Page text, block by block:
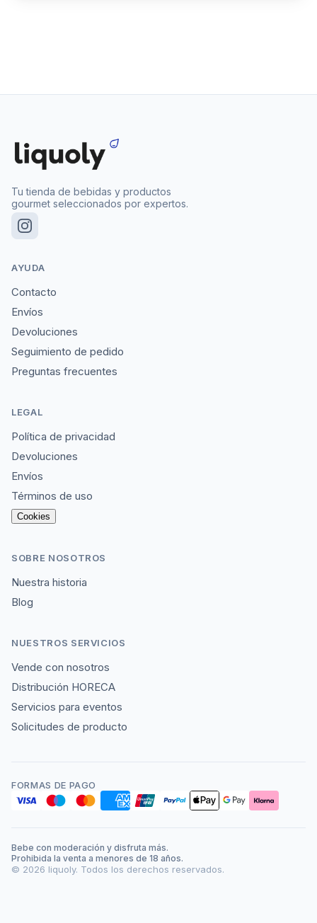
Tu tienda de bebidas y productos
gourmet seleccionados por expertos.
AYUDA
Contacto
Envíos
Devoluciones
Seguimiento de pedido
Preguntas frecuentes
LEGAL
Política de privacidad
Devoluciones
Envíos
Términos de uso
Cookies
SOBRE NOSOTROS
Nuestra historia
Blog
NUESTROS SERVICIOS
Vende con nosotros
Distribución HORECA
Servicios para eventos
Solicitudes de producto
FORMAS DE PAGO
Bebe con moderación y disfruta más.
Prohibida la venta a menores de 18 años.
© 2026 liquoly. Todos los derechos reservados.